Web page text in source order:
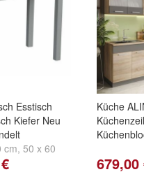
Esstisch
Kiefer Neu
cm, 50 x 60
und
Küche
679,00